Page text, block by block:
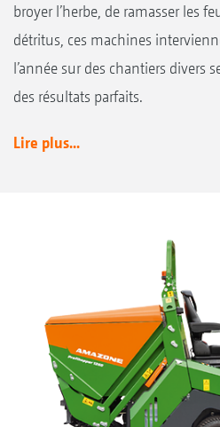
broyer l’herbe, de ramasser les
détritus, ces machines
l’année sur des chantiers divers
des résultats parfaits.
Lire plus...